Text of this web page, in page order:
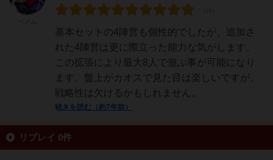
基本セットの4陣営も個性的でしたが、追加さ
れた4陣営は更に際立った能力な気がします。
この拡張により最大8人で遊ぶ事が可能になり
ます。盤上がカオスで見た目は楽しいですが、
戦略性は欠けるかもしれません。
続きを読む（約7年前）
リプレイ 0件